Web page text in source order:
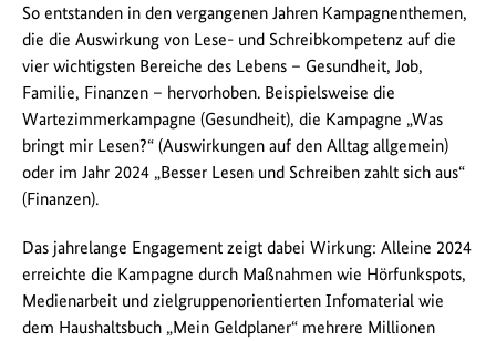
So entstanden in den vergangenen Jahren Kampagnenthemen,
die die Auswirkung von Lese- und Schreibkompetenz auf die
vier wichtigsten Bereiche des Lebens – Gesundheit, Job,
Familie, Finanzen – hervorhoben. Beispielsweise die
Wartezimmerkampagne (Gesundheit), die Kampagne „Was
bringt mir Lesen?“ (Auswirkungen auf den Alltag allgemein)
oder im Jahr 2024 „Besser Lesen und Schreiben zahlt sich aus“
(Finanzen).
Das jahrelange Engagement zeigt dabei Wirkung: Alleine 2024
erreichte die Kampagne durch Maßnahmen wie Hörfunkspots,
Medienarbeit und zielgruppenorientierten Infomaterial wie
dem Haushaltsbuch „Mein Geldplaner“ mehrere Millionen